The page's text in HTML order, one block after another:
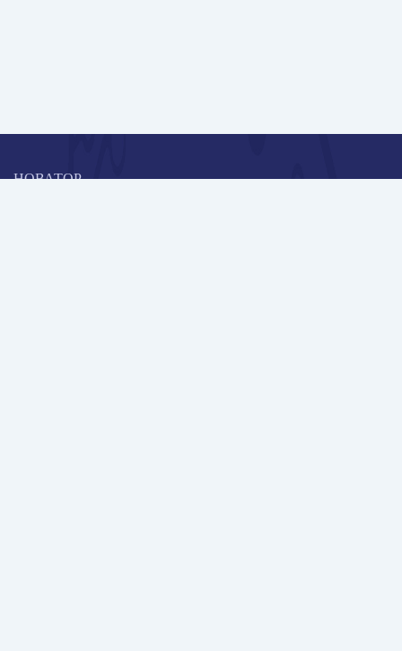
НОВАТОР